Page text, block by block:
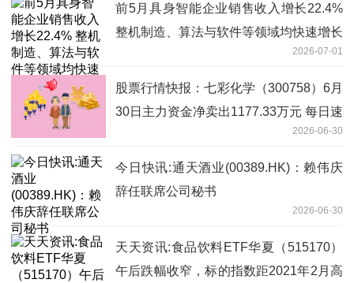
前5月具身智能企业销售收入增长22.4%
整机制造、算法与软件等领域均快速增长
2026-07-01
股票行情快报：七彩化学（300758）6月
30日主力资金净卖出1177.33万元 每日速
2026-06-30
今日快讯:通天酒业(00389.HK)：赖伟庆
辞任联席公司秘书
2026-06-30
天天资讯:食品饮料ETF华夏（515170）
午后跌幅收窄，标的指数距2021年2月高